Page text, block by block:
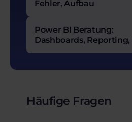
Fehler, Aufbau
Power BI Beratung:
Dashboards, Reporting,
Häufige Fragen